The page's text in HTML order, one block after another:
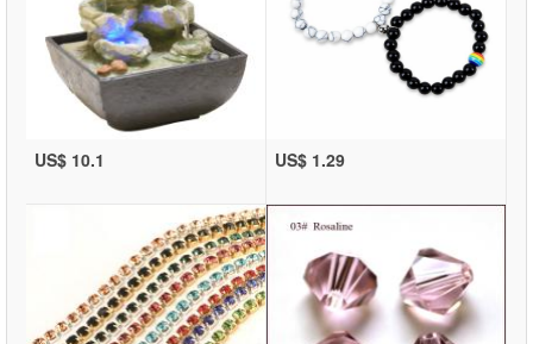
US$ 10.1 US$ 1.29